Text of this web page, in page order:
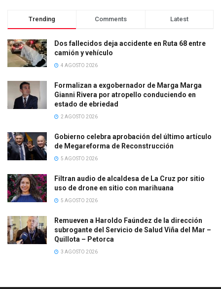
Trending Comments Latest
Dos fallecidos deja accidente en Ruta 68 entre
camión y vehículo
4 AGOSTO 2026
Formalizan a exgobernador de Marga Marga
Gianni Rivera por atropello conduciendo en
estado de ebriedad
2 AGOSTO 2026
Gobierno celebra aprobación del último artículo
de Megareforma de Reconstrucción
5 AGOSTO 2026
Filtran audio de alcaldesa de La Cruz por sitio
uso de drone en sitio con marihuana
5 AGOSTO 2026
Remueven a Haroldo Faúndez de la dirección
subrogante del Servicio de Salud Viña del Mar –
Quillota – Petorca
3 AGOSTO 2026